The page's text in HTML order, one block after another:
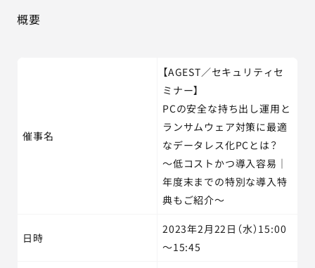
概要
催事名
【AGEST／セキュリティセ
ミナー】
PCの安全な持ち出し運用と
ランサムウェア対策に最適
なデータレス化PCとは？
～低コストかつ導入容易｜
年度末までの特別な導入特
典もご紹介～
日時
2023年2月22日（水）15:00
～15:45